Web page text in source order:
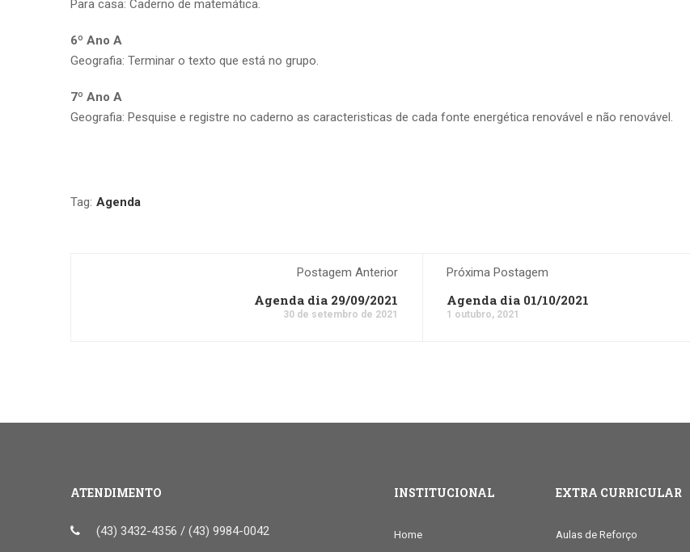
Para casa: Caderno de matemática.
6º Ano A
Geografia: Terminar o texto que está no grupo.
7º Ano A
Geografia: Pesquise e registre no caderno as caracteristicas de cada fonte energética renovável e não renovável.
Tag: Agenda
Postagem Anterior
Agenda dia 29/09/2021
30 de setembro de 2021
Próxima Postagem
Agenda dia 01/10/2021
1 outubro, 2021
ATENDIMENTO
(43) 3432-4356 / (43) 9984-0042
INSTITUCIONAL
Home
EXTRA CURRICULAR
Aulas de Reforço